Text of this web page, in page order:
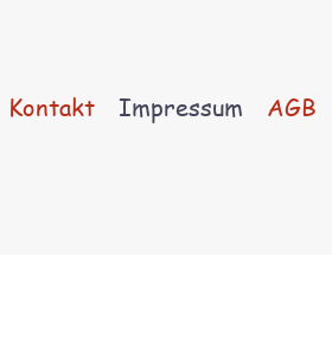
Kontakt Impressum AGB